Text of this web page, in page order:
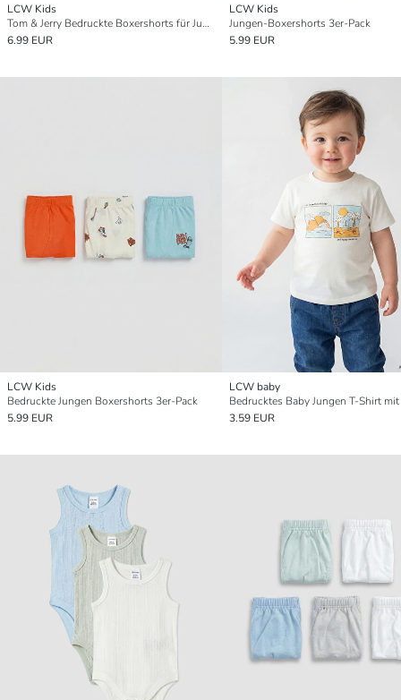
LCW Kids
Tom & Jerry Bedruckte Boxershorts für Jungen, 3er-Pack
6.99 EUR
LCW Kids
Jungen-Boxershorts 3er-Pack
5.99 EUR
LCW Kids
Bedruckte Jungen Boxershorts 3er-Pack
5.99 EUR
LCW baby
3.59 EUR